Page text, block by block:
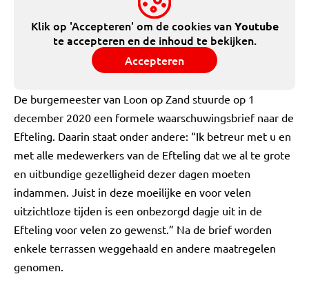
Klik op 'Accepteren' om de cookies vanYoutube
te accepteren en de inhoud te bekijken.
Accepteren
De burgemeester van Loon op Zand stuurde op 1
december 2020 een formele waarschuwingsbrief naar de
Efteling. Daarin staat onder andere: “Ik betreur met u en
met alle medewerkers van de Efteling dat we al te grote
en uitbundige gezelligheid dezer dagen moeten
indammen. Juist in deze moeilijke en voor velen
uitzichtloze tijden is een onbezorgd dagje uit in de
Efteling voor velen zo gewenst.” Na de brief worden
enkele terrassen weggehaald en andere maatregelen
genomen.